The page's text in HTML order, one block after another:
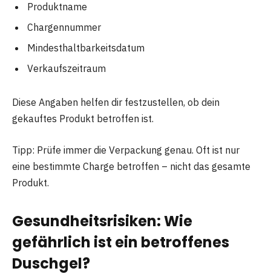
Produktname
Chargennummer
Mindesthaltbarkeitsdatum
Verkaufszeitraum
Diese Angaben helfen dir festzustellen, ob dein
gekauftes Produkt betroffen ist.
Tipp: Prüfe immer die Verpackung genau. Oft ist nur
eine bestimmte Charge betroffen – nicht das gesamte
Produkt.
Gesundheitsrisiken: Wie
gefährlich ist ein betroffenes
Duschgel?